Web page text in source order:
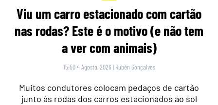
Viu um carro estacionado com cartão
nas rodas? Este é o motivo (e não tem
a ver com animais)
15:50 4 Agosto, 2026 | Rubén Gonçalves
Muitos condutores colocam pedaços de cartão
junto às rodas dos carros estacionados ao sol